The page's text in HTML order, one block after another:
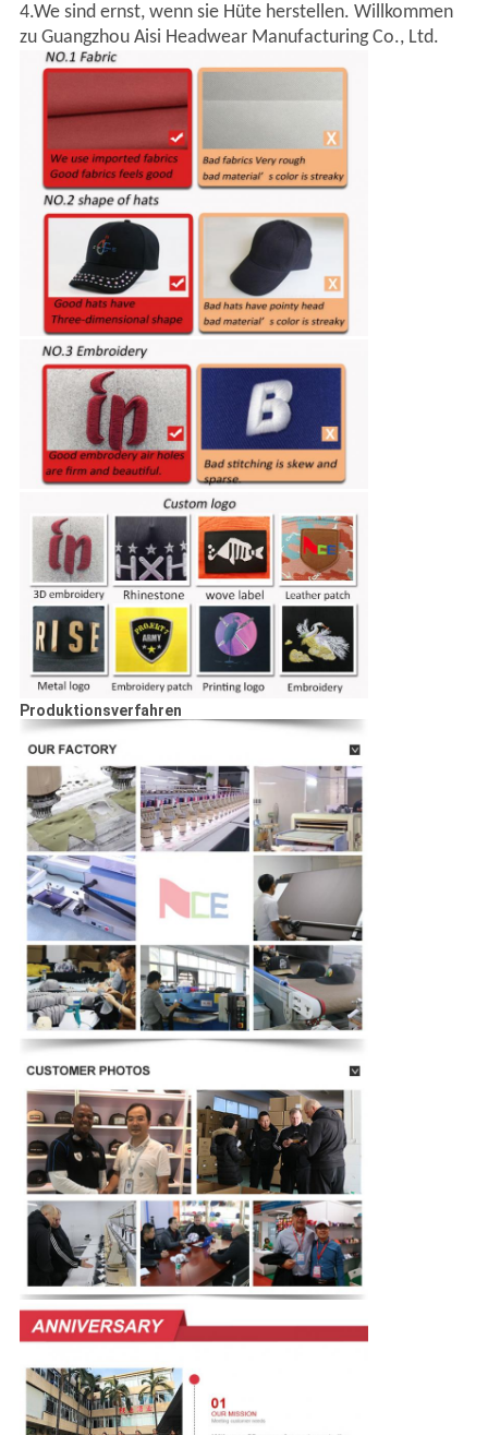
4.We sind ernst, wenn sie Hüte herstellen. Willkommen
zu Guangzhou Aisi Headwear Manufacturing Co., Ltd.
Produktionsverfahren